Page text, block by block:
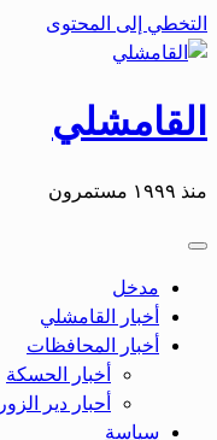
التخطي إلى المحتوى
القامشلي
منذ ١٩٩٩ مستمرون
مدخل
أخبار القامشلي
أخبار المحافظات
أخبار الحسكة
أحبار دير الزور
سياسة